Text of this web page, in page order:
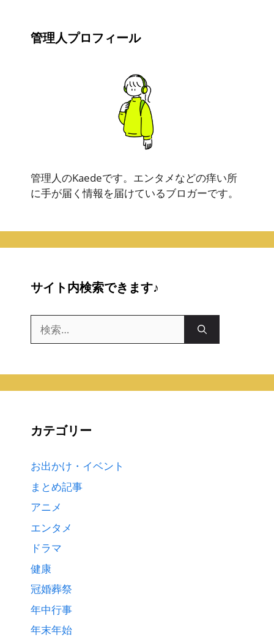
管理人プロフィール
管理人のKaedeです。エンタメなどの痒い所
に手が届く情報を届けているブロガーです。
サイト内検索できます♪
索:
カテゴリー
お出かけ・イベント
まとめ記事
アニメ
エンタメ
ドラマ
健康
冠婚葬祭
年中行事
年末年始